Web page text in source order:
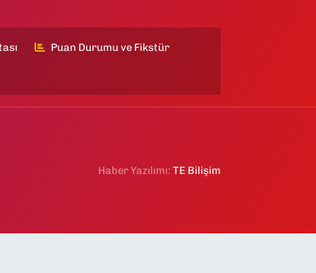
Puan Durumu ve Fikstür
Haber Yazılımı:TE Bilişim